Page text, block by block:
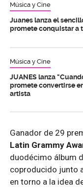
Música y Cine
Juanes lanza el
promete conquistar a
Música y Cine
JUANES lanza
promete convertirse
artista
Ganador de 29
Latin Grammy
duodécimo álbum
coproducido junto
en torno a la idea